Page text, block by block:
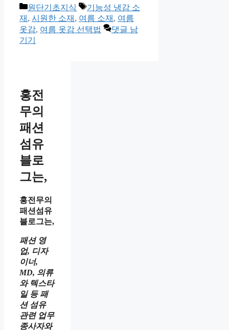
카
테
고
리
원단기초지식
태
그
기능성 냉감 소
재 , 시원한 소재 , 여름 소재 , 여름
옷감, 여름 옷감 선택법
댓글 남
기기
홍전
무의
패션
섬유
블로
그는,
홍전무의
패션섬유
블로그는,
패션 영
업, 디자
이너,
MD, 의류
와 텍스타
일 등 패
션 섬유
관련 업무
종사자와